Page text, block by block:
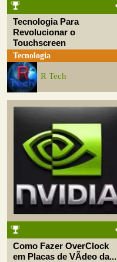
Tecnologia Para
Revolucionar o
Touchscreen
Tecnologia
R Tech
Como Fazer OverClock
em Placas de VÃ­deo da...